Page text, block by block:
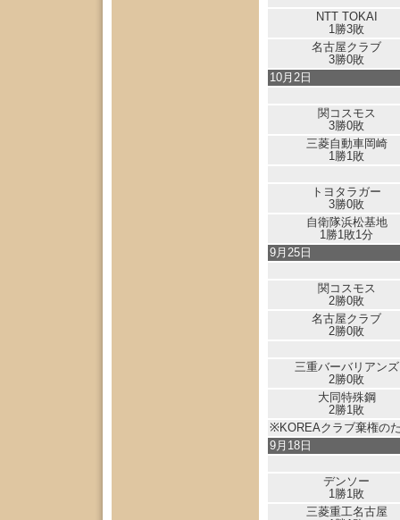
NTT TOKAI
1勝3敗
名古屋クラブ
3勝0敗
10月2日
関コスモス
3勝0敗
三菱自動車岡崎
1勝1敗
トヨタラガー
3勝0敗
自衛隊浜松基地
1勝1敗1分
9月25日
関コスモス
2勝0敗
名古屋クラブ
2勝0敗
三重バーバリアンズ
2勝0敗
大同特殊鋼
2勝1敗
※KOREAクラブ棄権の
9月18日
デンソー
1勝1敗
三菱重工名古屋